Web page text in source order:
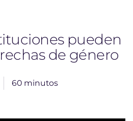
pueden
de género
60 minutos